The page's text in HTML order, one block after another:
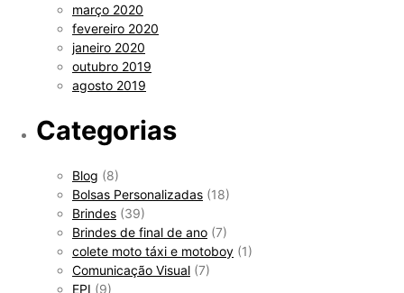
março 2020
fevereiro 2020
janeiro 2020
outubro 2019
agosto 2019
Categorias
Blog (8)
Bolsas Personalizadas (18)
Brindes (39)
Brindes de final de ano (7)
colete moto táxi e motoboy (1)
Comunicação Visual (7)
EPI (9)